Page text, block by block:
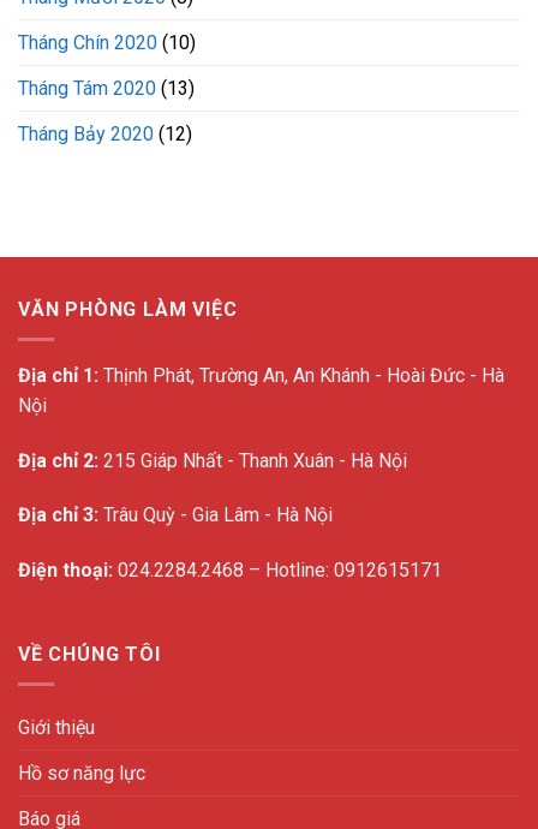
Tháng Chín 2020 (10)
Tháng Tám 2020 (13)
Tháng Bảy 2020 (12)
VĂN PHÒNG LÀM VIỆC
Địa chỉ 1: Thịnh Phát, Trường An, An Khánh - Hoài Đức - Hà
Nội
Địa chỉ 2: 215 Giáp Nhất - Thanh Xuân - Hà Nội
Địa chỉ 3: Trâu Quỳ - Gia Lâm - Hà Nội
Điện thoại: 024.2284.2468 – Hotline: 0912615171
VỀ CHÚNG TÔI
Giới thiệu
Hồ sơ năng lực
Báo giá